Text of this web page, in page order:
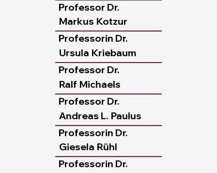
Professor Dr.
Markus Kotzur
Professorin Dr.
Ursula Kriebaum
Professor Dr.
Ralf Michaels
Professor Dr.
Andreas L. Paulus
Professorin Dr.
Giesela Rühl
Professorin Dr.